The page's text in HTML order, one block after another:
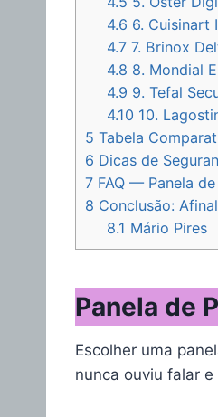
4.6 6. Cuisinart
4.7 7. Brinox
4.8 8. Mondial
4.9 9. Tefal
4.10 10.
5 Tabela
6 Dicas de
7 FAQ — Panela
8 Conclusão:
8.1 Mário Pires
Panela de
Escolher uma
nunca ouviu falar